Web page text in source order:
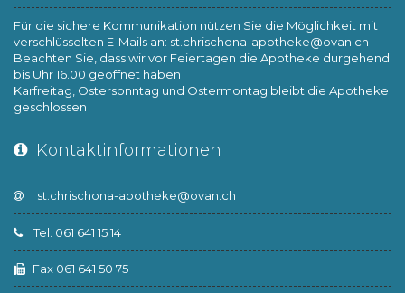
Für die sichere Kommunikation nützen Sie die Möglichkeit mit
verschlüsselten E-Mails an: st.chrischona-apotheke@ovan.ch
Beachten Sie, dass wir vor Feiertagen die Apotheke durgehend
bis Uhr 16.00 geöffnet haben
Karfreitag, Ostersonntag und Ostermontag bleibt die Apotheke
geschlossen
Kontaktinformationen
Tel. 061 641 15 14
Fax 061 641 50 75